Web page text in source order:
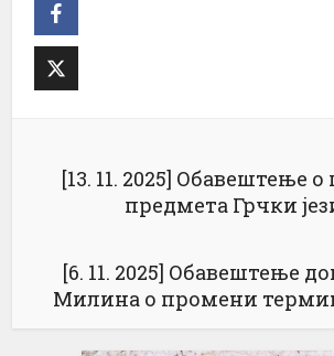
[13. 11. 2025] Обавештење
предмета Грчки
[6. 11. 2025] Обавештење
Милина о промени